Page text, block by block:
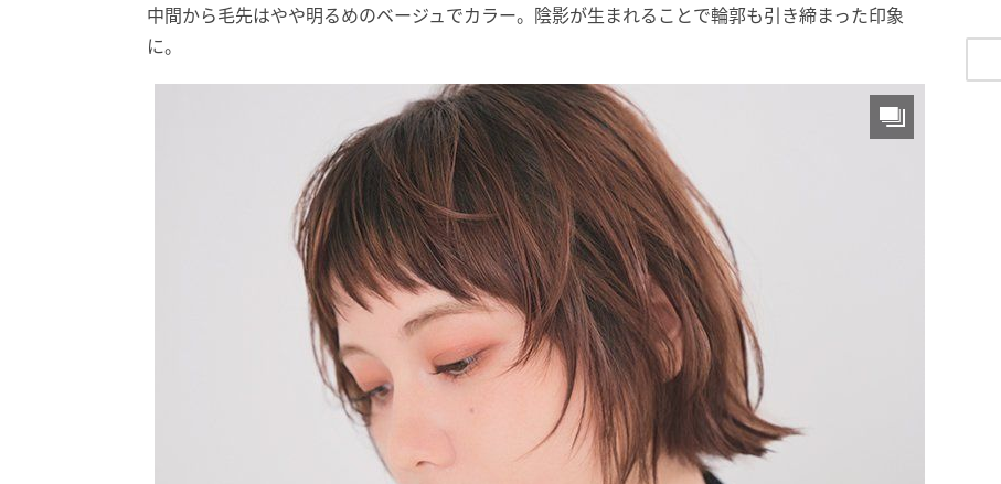
中間から毛先はやや明るめのベージュでカラー。陰影が生まれることで輪郭も引き締まった印象
に。